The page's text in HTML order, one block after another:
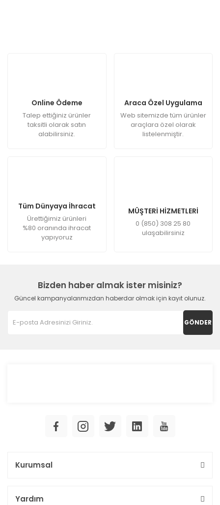
Online Ödeme
Talep ettiğiniz ürünler
taksitli olarak satın
alabilirsiniz.
Araca Özel Uygulama
Web sitemizde tüm ürünler
araçlara özel olarak
listelenmiştir.
Tüm Dünyaya İhracat
Ürettiğimiz ürünleri
%80 oranında ihracat
yapıyoruz
MÜŞTERİ HİZMETLERİ
0 (850) 308 25 80
ulaşabilirsiniz
Bizden haber almak ister misiniz?
Güncel kampanyalarımızdan haberdar olmak için kayıt olunuz.
GÖNDER
Kurumsal
Yardım